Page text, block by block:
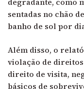
sentadas no chão
banho de sol por
Além disso, o
violação de
direito de visita,
básicos de